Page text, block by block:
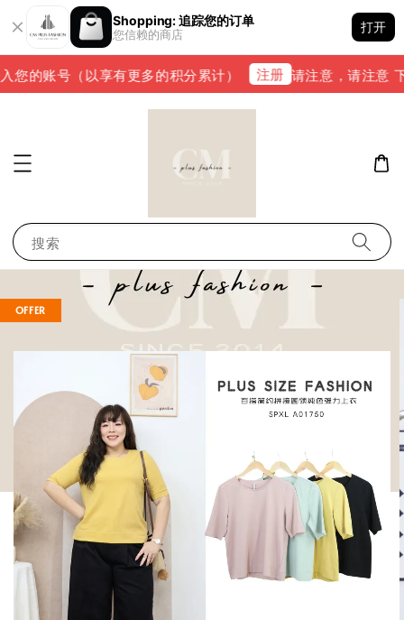
Shopping: 追踪您的订单
您信赖的商店
打开
的账号（以享有更多的积分累计） 注册 请注意，请注意
搜索
OFFER